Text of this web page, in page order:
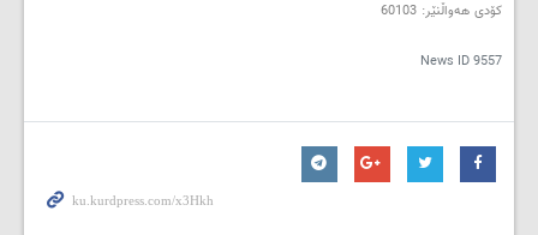
کۆدی هه‌واڵنێر: 60103
News ID9557